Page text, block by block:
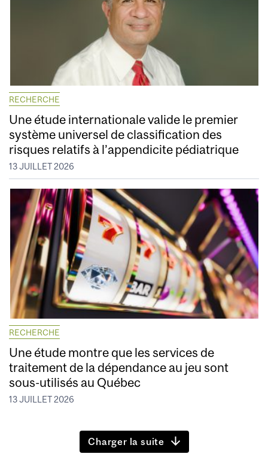
RECHERCHE
Une étude internationale valide le premier
système universel de classification des
risques relatifs à l’appendicite pédiatrique
13 JUILLET 2026
RECHERCHE
Une étude montre que les services de
traitement de la dépendance au jeu sont
sous-utilisés au Québec
13 JUILLET 2026
Charger la suite